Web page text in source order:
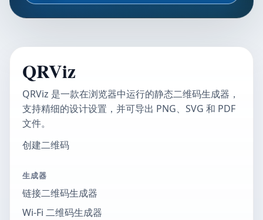
QRViz
QRViz 是一款在浏览器中运行的静态二维码生成器，
支持精细的设计设置，并可导出 PNG、SVG 和 PDF
文件。
创建二维码
生成器
链接二维码生成器
Wi-Fi 二维码生成器